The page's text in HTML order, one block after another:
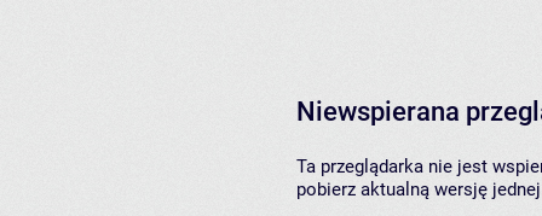
Niewspierana
Ta przeglądarka nie jest
pobierz aktualną wersję